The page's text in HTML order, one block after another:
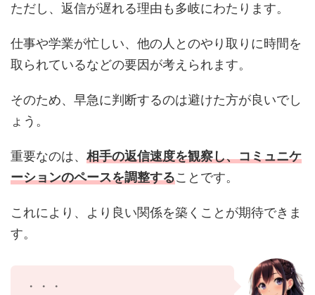
ただし、返信が遅れる理由も多岐にわたります。
仕事や学業が忙しい、他の人とのやり取りに時間を
取られているなどの要因が考えられます。
そのため、早急に判断するのは避けた方が良いでし
ょう。
重要なのは、 相手の返信速度を観察し、コミュニケ
ーションのペースを調整することです。
これにより、より良い関係を築くことが期待できま
す。